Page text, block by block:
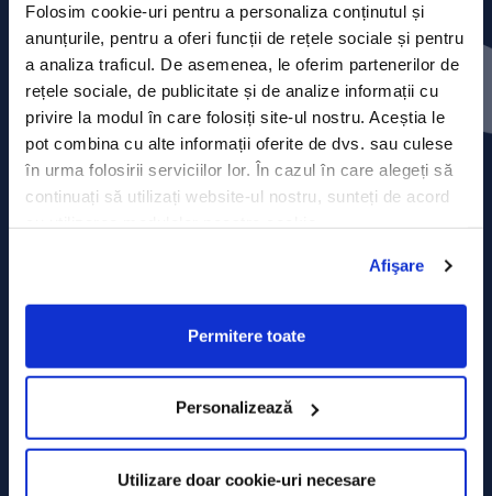
Folosim cookie-uri pentru a personaliza conținutul și
anunțurile, pentru a oferi funcții de rețele sociale și pentru
a analiza traficul. De asemenea, le oferim partenerilor de
rețele sociale, de publicitate și de analize informații cu
privire la modul în care folosiți site-ul nostru. Aceștia le
pot combina cu alte informații oferite de dvs. sau culese
în urma folosirii serviciilor lor. În cazul în care alegeți să
continuați să utilizați website-ul nostru, sunteți de acord
Afişare
Permitere toate
Personalizează
Utilizare doar cookie-uri necesare
Press releases
Privacy Policy
Contact
Data Processing policy
Cookie policy